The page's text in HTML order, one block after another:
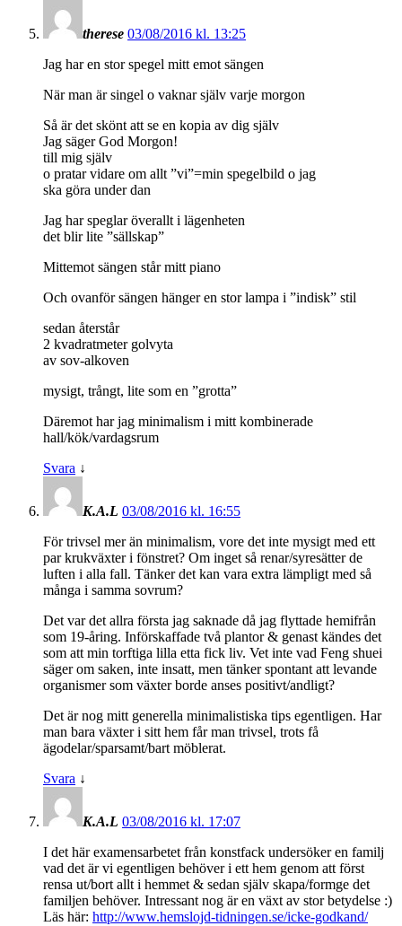
therese 03/08/2016 kl. 13:25
Jag har en stor spegel mitt emot sängen
När man är singel o vaknar själv varje morgon
Så är det skönt att se en kopia av dig själv
Jag säger God Morgon!
till mig själv
o pratar vidare om allt ”vi”=min spegelbild o jag
ska göra under dan
Jag har speglar överallt i lägenheten
det blir lite ”sällskap”
Mittemot sängen står mitt piano
Och ovanför sängen hänger en stor lampa i ”indisk” stil
sedan återstår
2 kvadratmeter golvyta
av sov-alkoven
mysigt, trångt, lite som en ”grotta”
Däremot har jag minimalism i mitt kombinerade
hall/kök/vardagsrum
Svara ↓
K.A.L 03/08/2016 kl. 16:55
För trivsel mer än minimalism, vore det inte mysigt med ett
par krukväxter i fönstret? Om inget så renar/syresätter de
luften i alla fall. Tänker det kan vara extra lämpligt med så
många i samma sovrum?
Det var det allra första jag saknade då jag flyttade hemifrån
som 19-åring. Införskaffade två plantor & genast kändes det
som att min torftiga lilla etta fick liv. Vet inte vad Feng shuei
säger om saken, inte insatt, men tänker spontant att levande
organismer som växter borde anses positivt/andligt?
Det är nog mitt generella minimalistiska tips egentligen. Har
man bara växter i sitt hem får man trivsel, trots få
ägodelar/sparsamt/bart möblerat.
Svara ↓
K.A.L 03/08/2016 kl. 17:07
I det här examensarbetet från konstfack undersöker en familj
vad det är vi egentligen behöver i ett hem genom att först
rensa ut/bort allt i hemmet & sedan själv skapa/formge det
familjen behöver. Intressant nog är en växt av stor betydelse :)
Läs här: http://www.hemslojd-tidningen.se/icke-godkand/